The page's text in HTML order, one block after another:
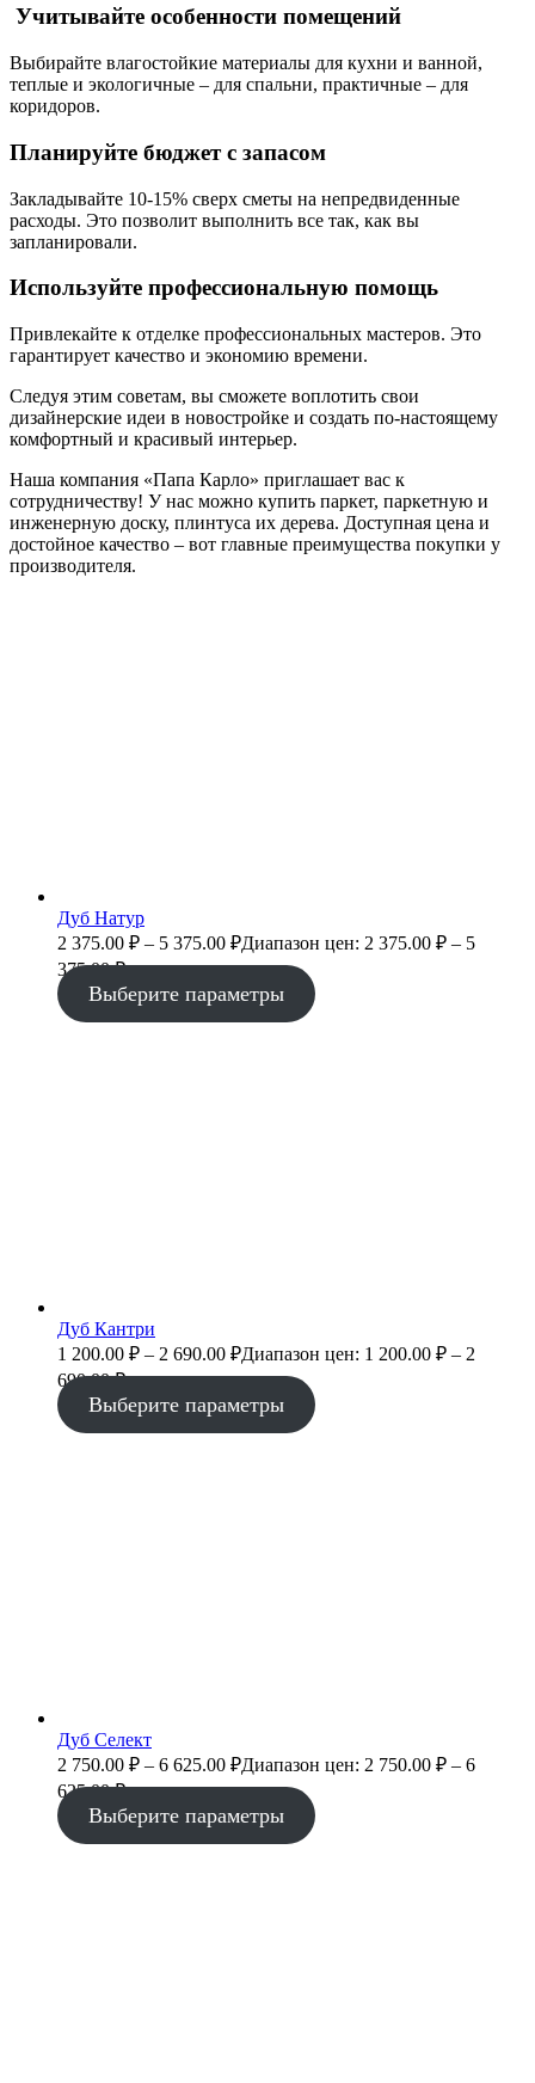
Учитывайте особенности помещений
Выбирайте влагостойкие материалы для кухни и ванной,
теплые и экологичные – для спальни, практичные – для
коридоров.
Планируйте бюджет с запасом
Закладывайте 10-15% сверх сметы на непредвиденные
расходы. Это позволит выполнить все так, как вы
запланировали.
Используйте профессиональную помощь
Привлекайте к отделке профессиональных мастеров. Это
гарантирует качество и экономию времени.
Следуя этим советам, вы сможете воплотить свои
дизайнерские идеи в новостройке и создать по-настоящему
комфортный и красивый интерьер.
Наша компания «Папа Карло» приглашает вас к
сотрудничеству! У нас можно купить паркет, паркетную и
инженерную доску, плинтуса их дерева. Доступная цена и
достойное качество – вот главные преимущества покупки у
производителя.
Дуб Натур
2 375.00 ₽ – 5 375.00 ₽Диапазон цен: 2 375.00 ₽ – 5
375.00 ₽
Выберите параметры
Дуб Кантри
1 200.00 ₽ – 2 690.00 ₽Диапазон цен: 1 200.00 ₽ – 2
690.00 ₽
Выберите параметры
Дуб Селект
2 750.00 ₽ – 6 625.00 ₽Диапазон цен: 2 750.00 ₽ – 6
625.00 ₽
Выберите параметры